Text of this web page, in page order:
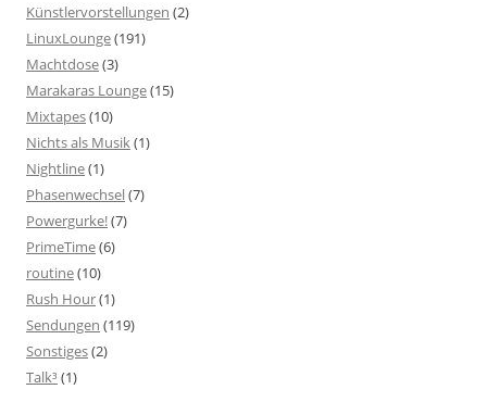
Künstlervorstellungen (2)
LinuxLounge(191)
Machtdose(3)
Marakaras Lounge(15)
Mixtapes(10)
Nichts als Musik(1)
Nightline(1)
Phasenwechsel(7)
Powergurke!(7)
PrimeTime(6)
routine(10)
Rush Hour(1)
Sendungen (119)
Sonstiges(2)
Talk³ (1)